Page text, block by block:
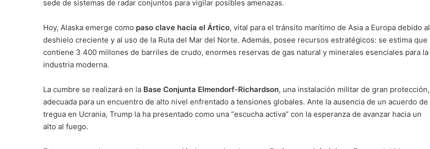
sede de sistemas de radar conjuntos para vigilar posibles amenazas.
Hoy, Alaska emerge como paso clave hacia el Ártico, vital para el tránsito marítimo de Asia a Europa debido al
deshielo creciente y al uso de la Ruta del Mar del Norte. Además, posee recursos estratégicos: se estima que
contiene 3 400 millones de barriles de crudo, enormes reservas de gas natural y minerales esenciales para la
industria moderna.
La cumbre se realizará en la Base Conjunta Elmendorf-Richardson, una instalación militar de gran protección,
adecuada para un encuentro de alto nivel enfrentado a tensiones globales. Ante la ausencia de un acuerdo de
tregua en Ucrania, Trump la ha presentado como una “escucha activa” con la esperanza de avanzar hacia un
alto al fuego.